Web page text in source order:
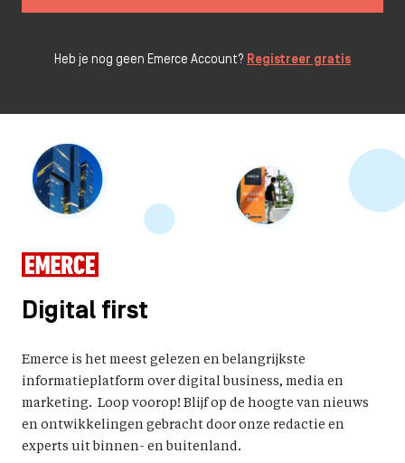
Digital first
Emerce is het meest gelezen en belangrijkste
informatieplatform over digital business, media en
marketing. Loop voorop! Blijf op de hoogte van nieuws
en ontwikkelingen gebracht door onze redactie en
experts uit binnen- en buitenland.
Heb je nog geen Emerce Account? Registreer gratis